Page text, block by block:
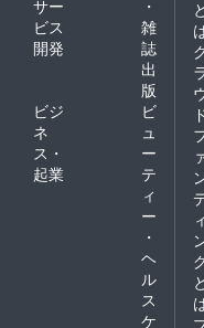
サー
ビス
開発
・
雑
誌
出
版
ビジ
ネ
ス・
起業
ビ
ュ
ー
テ
ィ
ー
・
ヘ
ル
ス
ケ
と
ィ
と